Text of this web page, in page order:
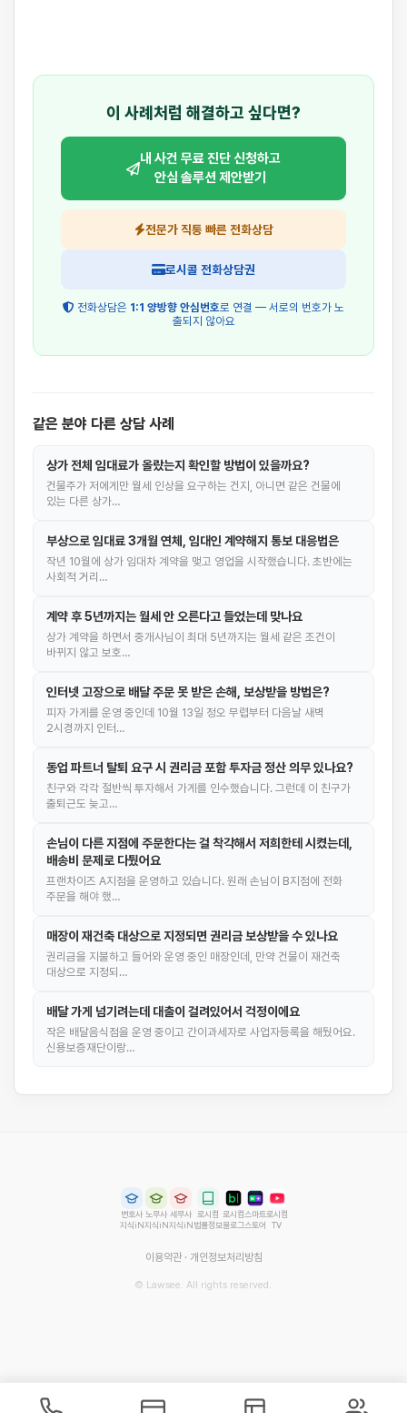
이 사례처럼 해결하고 싶다면?
내 사건 무료 진단 신청하고
안심 솔루션 제안받기
전문가 직통 빠른 전화상담
로시콜 전화상담권
전화상담은 1:1 양방향 안심번호로 연결 — 서로의 번호가 노
출되지 않아요
같은 분야 다른 상담 사례
상가 전체 임대료가 올랐는지 확인할 방법이 있을까요?
건물주가 저에게만 월세 인상을 요구하는 건지, 아니면 같은 건물에
있는 다른 상가…
부상으로 임대료 3개월 연체, 임대인 계약해지 통보 대응법은
작년 10월에 상가 임대차 계약을 맺고 영업을 시작했습니다. 초반에는
사회적 거리…
계약 후 5년까지는 월세 안 오른다고 들었는데 맞나요
상가 계약을 하면서 중개사님이 최대 5년까지는 월세 같은 조건이
바뀌지 않고 보호…
인터넷 고장으로 배달 주문 못 받은 손해, 보상받을 방법은?
피자 가게를 운영 중인데 10월 13일 정오 무렵부터 다음날 새벽
2시경까지 인터…
동업 파트너 탈퇴 요구 시 권리금 포함 투자금 정산 의무 있나요?
친구와 각각 절반씩 투자해서 가게를 인수했습니다. 그런데 이 친구가
출퇴근도 늦고…
손님이 다른 지점에 주문한다는 걸 착각해서 저희한테 시켰는데,
배송비 문제로 다퉜어요
프랜차이즈 A지점을 운영하고 있습니다. 원래 손님이 B지점에 전화
주문을 해야 했…
매장이 재건축 대상으로 지정되면 권리금 보상받을 수 있나요
권리금을 지불하고 들어와 운영 중인 매장인데, 만약 건물이 재건축
대상으로 지정되…
배달 가게 넘기려는데 대출이 걸려있어서 걱정이에요
작은 배달음식점을 운영 중이고 간이과세자로 사업자등록을 해뒀어요.
신용보증재단이랑…
변호사
지식iN
노무사
지식iN
세무사
지식iN
로시컴
법률정보
로시컴
블로그
스마트
스토어
로시컴
TV
이용약관· 개인정보처리방침
© Lawsee. All rights reserved.